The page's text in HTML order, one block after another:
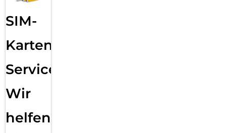
verwende Siri und erhalte Mitteilungen. Die Series 11 (GPS)
funktioniert mit deinem iPhone und im WLAN, damit du in
SIM-
Karten
Service:
Wir
helfen